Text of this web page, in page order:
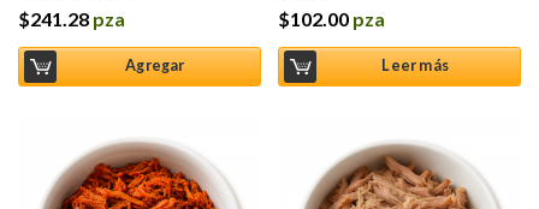
$241.28 pza
Agregar
$102.00 pza
Leer más